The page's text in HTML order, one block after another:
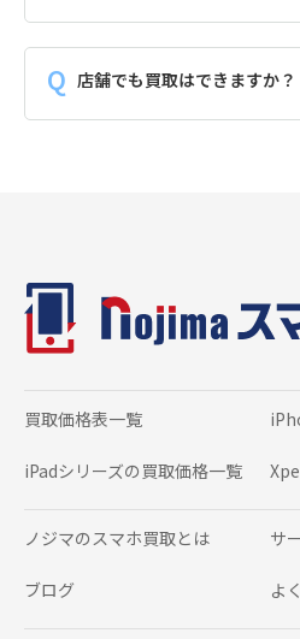
店舗でも買取はできますか？
買取価格表一覧
iPadシリーズの 買取価格一覧
ノジマのスマホ買取とは サ
ブログ よ